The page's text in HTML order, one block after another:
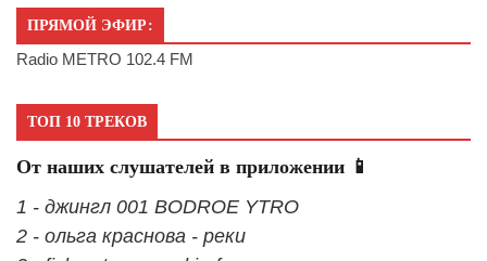
ПРЯМОЙ ЭФИР:
Radio METRO 102.4 FM
ТОП 10 ТРЕКОВ
От наших слушателей в приложении 📱
1 - джингл 001 BODROE YTRO
2 - ольга краснова - реки